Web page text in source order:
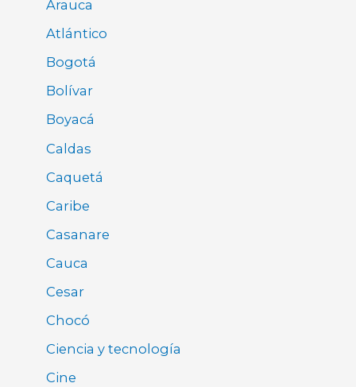
Arauca
Atlántico
Bogotá
Bolívar
Boyacá
Caldas
Caquetá
Caribe
Casanare
Cauca
Cesar
Chocó
Ciencia y tecnología
Cine